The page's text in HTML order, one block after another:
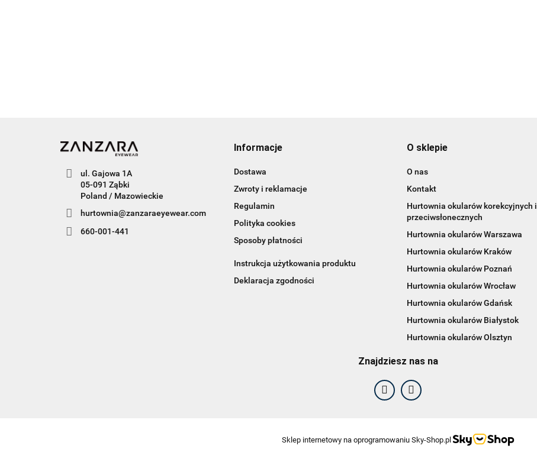
F2F Eyewear
ul. Gajowa 1A
05-091 Ząbki
Poland / Mazowieckie
hurtownia@zanzaraeyewear.com
660-001-441
Informacje
Dostawa
Zwroty i reklamacje
Regulamin
Polityka cookies
Sposoby płatności
Instrukcja użytkowania produktu
Deklaracja zgodności
O sklepie
O nas
Kontakt
Hurtownia okularów korekcyjnych i
przeciwsłonecznych
Hurtownia okularów Warszawa
Hurtownia okularów Kraków
Hurtownia okularów Poznań
Hurtownia okularów Wrocław
Hurtownia okularów Gdańsk
Hurtownia okularów Białystok
Hurtownia okularów Olsztyn
Znajdziesz nas na
Sklep internetowy na oprogramowaniu Sky-Shop.pl